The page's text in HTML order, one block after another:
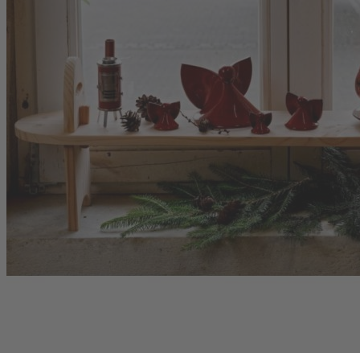
Ablage: ca. 18 cm
Keilen gesichert
Vielseitig nutzbar als Blumenbank, Schuhregal oder Ablage
auf Fensterbank und in der Küche
Das Holz für unsere Artikel wird sorgfältig ausgewählt. Es ist ein
Naturprodukt mit Besonderheiten, die nur zum Teil in der
Farbe und Maserung und ein dadurch bedingtes Verziehen sind